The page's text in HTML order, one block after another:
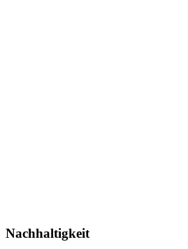
Nachhaltigkeit